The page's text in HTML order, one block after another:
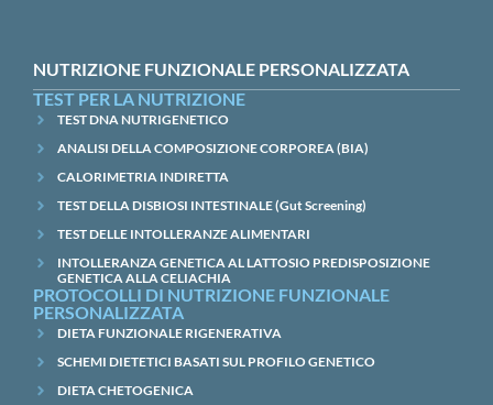
NUTRIZIONE FUNZIONALE PERSONALIZZATA
TEST PER LA NUTRIZIONE
TEST DNA NUTRIGENETICO
ANALISI DELLA COMPOSIZIONE CORPOREA (BIA)
CALORIMETRIA INDIRETTA
TEST DELLA DISBIOSI INTESTINALE (Gut Screening)
TEST DELLE INTOLLERANZE ALIMENTARI
INTOLLERANZA GENETICA AL LATTOSIO PREDISPOSIZIONE
GENETICA ALLA CELIACHIA
PROTOCOLLI DI NUTRIZIONE FUNZIONALE
PERSONALIZZATA
DIETA FUNZIONALE RIGENERATIVA
SCHEMI DIETETICI BASATI SUL PROFILO GENETICO
DIETA CHETOGENICA